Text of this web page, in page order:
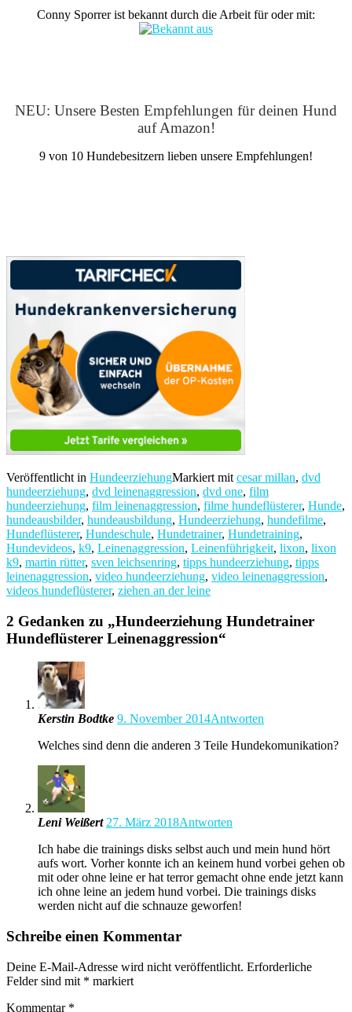
Conny Sporrer ist bekannt durch die Arbeit für oder mit:
NEU: Unsere Besten Empfehlungen für deinen Hund
auf Amazon!
9 von 10 Hundebesitzern lieben unsere Empfehlungen!
Veröffentlicht in HundeerziehungMarkiert mit cesar millan, dvd
hundeerziehung, dvd leinenaggression, dvd one, film
hundeerziehung, film leinenaggression, filme hundeflüsterer, Hunde,
hundeausbilder, hundeausbildung, Hundeerziehung, hundefilme,
Hundeflüsterer, Hundeschule, Hundetrainer, Hundetraining,
Hundevideos, k9, Leinenaggression, Leinenführigkeit, lixon, lixon
k9, martin rütter, sven leichsenring, tipps hundeerziehung, tipps
leinenaggression, video hundeerziehung, video leinenaggression,
videos hundeflüsterer, ziehen an der leine
2 Gedanken zu „Hundeerziehung Hundetrainer
Hundeflüsterer Leinenaggression“
Kerstin Bodtke 9. November 2014Antworten
Welches sind denn die anderen 3 Teile Hundekomunikation?
Leni Weißert 27. März 2018Antworten
Ich habe die trainings disks selbst auch und mein hund hört
aufs wort. Vorher konnte ich an keinem hund vorbei gehen ob
mit oder ohne leine er hat terror gemacht ohne ende jetzt kann
ich ohne leine an jedem hund vorbei. Die trainings disks
werden nicht auf die schnauze geworfen!
Schreibe einen Kommentar
Deine E-Mail-Adresse wird nicht veröffentlicht. Erforderliche
Felder sind mit * markiert
Kommentar *